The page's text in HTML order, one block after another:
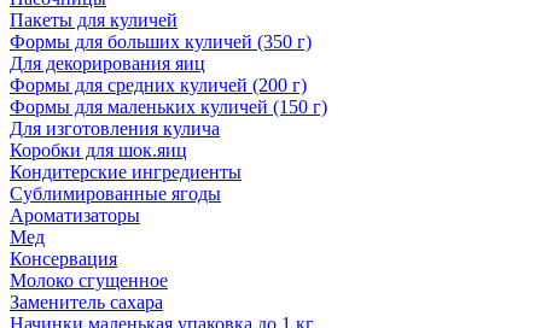
Пакеты для куличей
Формы для больших куличей (350 г)
Для декорирования яиц
Формы для средних куличей (200 г)
Формы для маленьких куличей (150 г)
Для изготовления кулича
Коробки для шок.яиц
Кондитерские ингредиенты
Сублимированные ягоды
Ароматизаторы
Мед
Консервация
Молоко сгущенное
Заменитель сахара
Начинки маленькая упаковка до 1 кг